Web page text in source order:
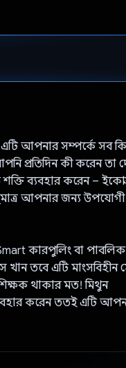
এটি আপনার সম্পর্কে সব
প্রতিদিন কী করেন তা
ব্যবহার করেন –
আপনার জন্য
কারপুলিং বা পাবলিক
খান তবে এটি মাংসবিহীন
থাকার মত! মিথুন
করেন ততই এটি